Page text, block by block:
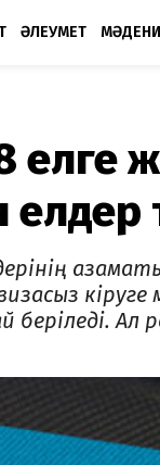
ӘЛЕУМЕТ
елге
кіруге
беріледі.